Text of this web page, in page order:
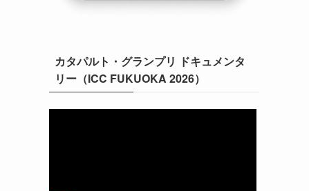
カタパルト・グランプリ ドキュメンタ
リー（ICC FUKUOKA 2026）